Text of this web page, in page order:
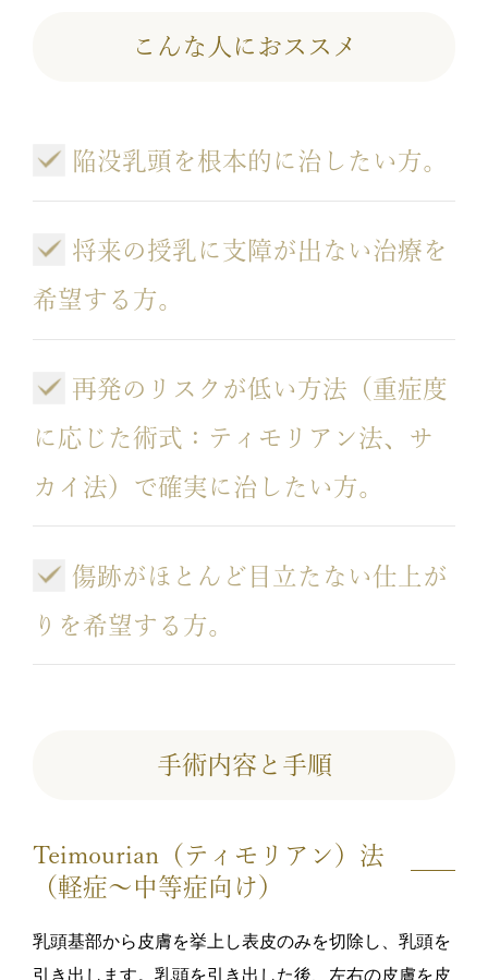
こんな人におススメ
陥没乳頭を根本的に治したい方。
将来の授乳に支障が出ない治療を
希望する方。
再発のリスクが低い方法（重症度
に応じた術式：ティモリアン法、サ
カイ法）で確実に治したい方。
傷跡がほとんど目立たない仕上が
りを希望する方。
手術内容と手順
Teimourian（ティモリアン）法
（軽症〜中等症向け）
乳頭基部から皮膚を挙上し表皮のみを切除し、乳頭を
引き出します。乳頭を引き出した後、左右の皮膚を皮